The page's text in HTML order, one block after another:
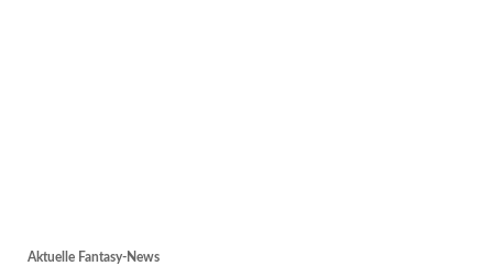
Aktuelle Fantasy-News